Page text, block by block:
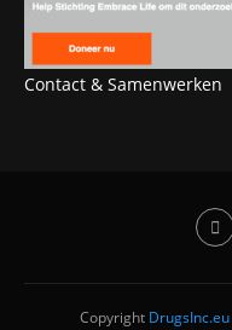
Contact & Samenwerken
Copyright DrugsInc.eu